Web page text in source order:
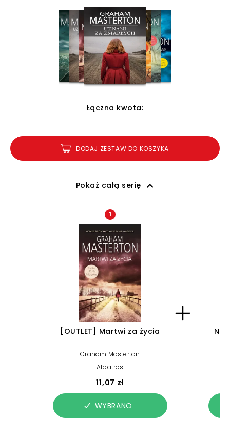
Łączna kwota:
DODAJ ZESTAW DO KOSZYKA
Pokaż całą serię
1
[OUTLET] Martwi za życia
Graham Masterton
Albatros
11,07 zł
WYBRANO